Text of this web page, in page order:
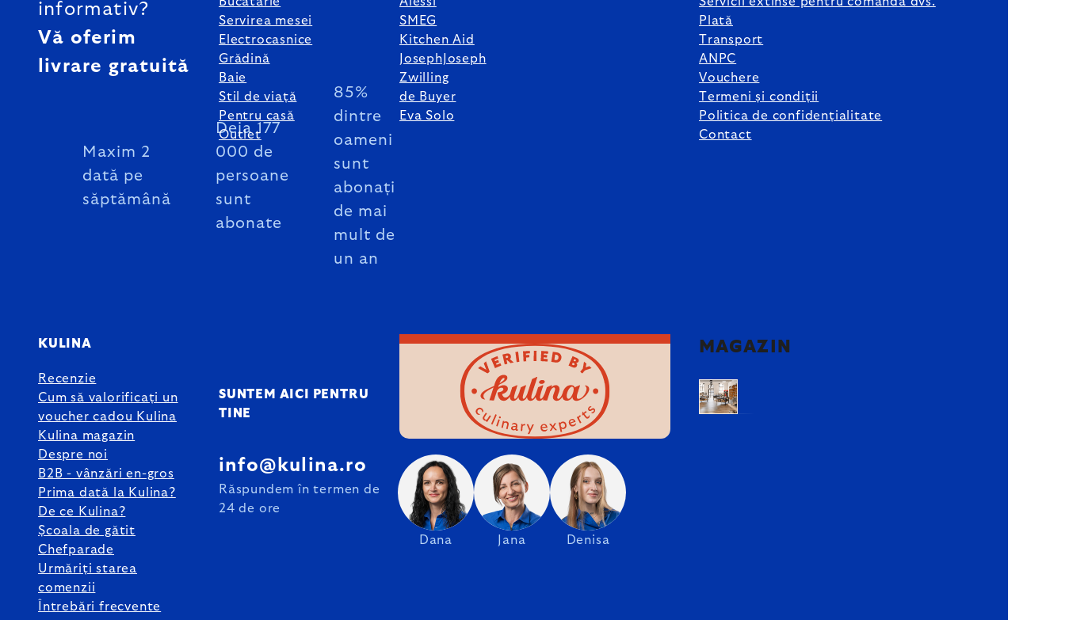
informativ?
Vă oferim
livrare gratuită
Maxim 2
dată pe
săptămână
Deja 177
000 de
persoane
sunt
abonate
85%
dintre
oameni
sunt
abonați
de mai
mult de
un an
Servirea mesei
Electrocasnice
Grădină
Baie
Stil de viață
Pentru casă
Outlet
SMEG
Kitchen Aid
JosephJoseph
Zwilling
de Buyer
Eva Solo
Plată
Transport
ANPC
Vouchere
Termeni și condiții
Politica de confidențialitate
Contact
KULINA
Recenzie
Cum să valorificați un
voucher cadou Kulina
Kulina magazin
Despre noi
B2B - vânzări en-gros
Prima dată la Kulina?
De ce Kulina?
Școala de gătit
Chefparade
Urmăriți starea
comenzii
Întrebări frecvente
SUNTEM AICI PENTRU
TINE
Dana Jana Denisa
info@kulina.ro
Răspundem în termen de
24 de ore
MAGAZIN